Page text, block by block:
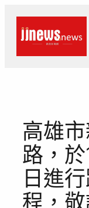
高雄
路，
日進
程，